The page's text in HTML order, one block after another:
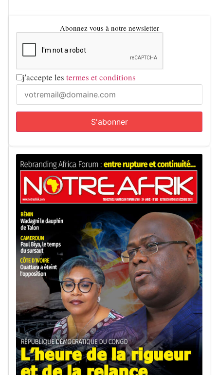
Abonnez vous à notre newsletter
j'accepte les termes et conditions